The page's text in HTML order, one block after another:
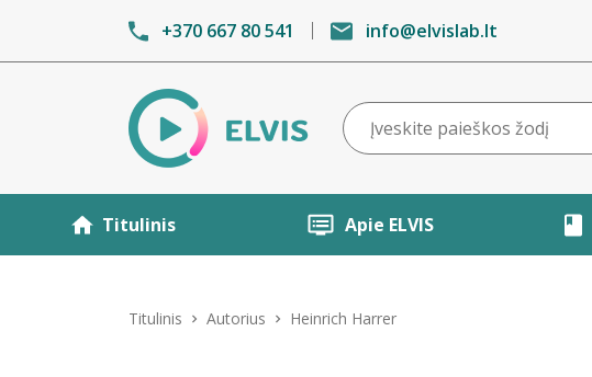
+370 667 80 541 info@elvislab.lt
Titulinis Apie ELVIS
Titulinis Autorius Heinrich Harrer